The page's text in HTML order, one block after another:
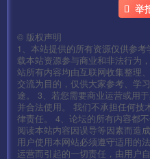
举
© 版权声明
1、本站提供的所有资源仅供参
载本站资源参与商业和非法行为
站所有内容均由互联网收集整理
交流为目的，仅供大家参考、学
途。 3、若您需要商业运营或用
并合法使用。 我们不承担任何技
律责任。 4、论坛的所有内容都
阅读本站内容因误导等因素而造
用户使用本网站必须遵守适用的
运营而引起的一切责任，由用户